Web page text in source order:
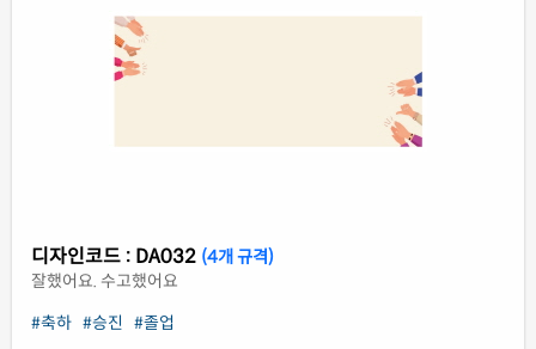
디자인코드 : DA032 (4개 규격)
잘했어요. 수고했어요
#축하 #승진 #졸업